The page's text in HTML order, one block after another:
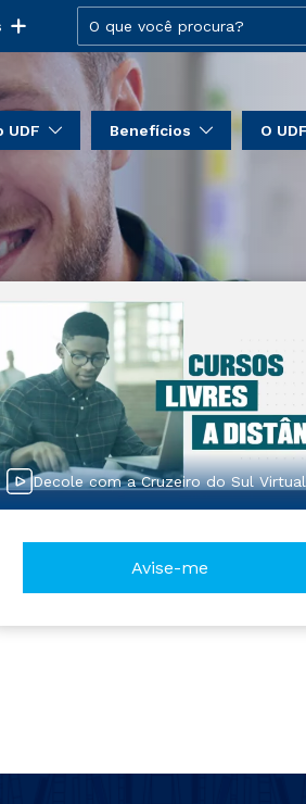
UDF Benefícios O UDF
Decole com a Cruzeiro do Sul Virtual
Avise-me